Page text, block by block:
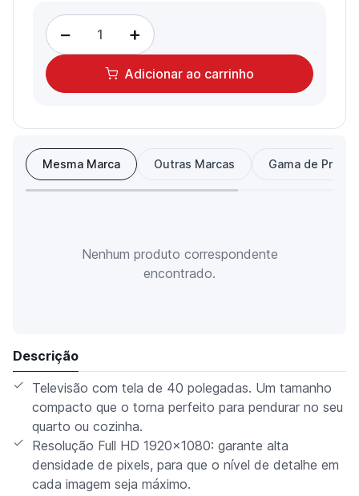
− +
Adicionar ao carrinho
Mesma Marca Outras Marcas Gama de Preço
Nenhum produto correspondente
encontrado.
Descrição
Televisão com tela de 40 polegadas. Um tamanho
compacto que o torna perfeito para pendurar no seu
quarto ou cozinha.
Resolução Full HD 1920x1080: garante alta
densidade de pixels, para que o nível de detalhe em
cada imagem seja máximo.